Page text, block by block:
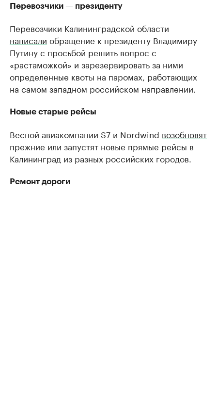
Перевозчики — президенту
Перевозчики Калининградской области
написали обращение к президенту Владимиру
Путину с просьбой решить вопрос с
«растаможкой» и зарезервировать за ними
определенные квоты на паромах, работающих
на самом западном российском направлении.
Новые старые рейсы
Весной авиакомпании S7 и Nordwind возобновят
прежние или запустят новые прямые рейсы в
Калининград из разных российских городов.
Ремонт дороги